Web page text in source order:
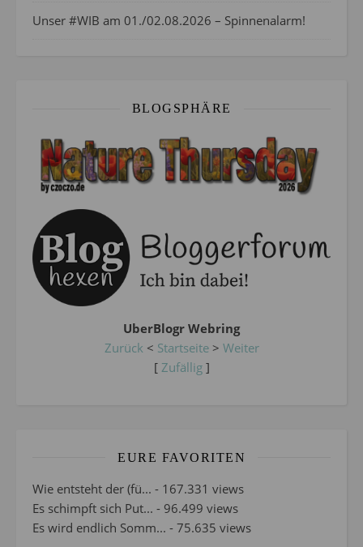
Unser #WIB am 01./02.08.2026 – Spinnenalarm!
BLOGSPHÄRE
UberBlogr Webring
Zurück < Startseite> Weiter
[ Zufällig]
EURE FAVORITEN
Wie entsteht der (fü... - 167.331 views
Es schimpft sich Put... - 96.499 views
Es wird endlich Somm... - 75.635 views